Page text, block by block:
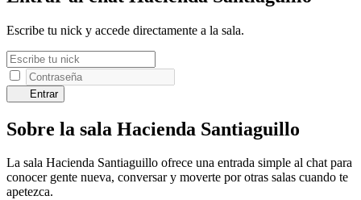
Escribe tu nick y accede directamente a la sala.
Entrar
Sobre la sala Hacienda Santiaguillo
La sala Hacienda Santiaguillo ofrece una entrada simple al chat para
conocer gente nueva, conversar y moverte por otras salas cuando te
apetezca.